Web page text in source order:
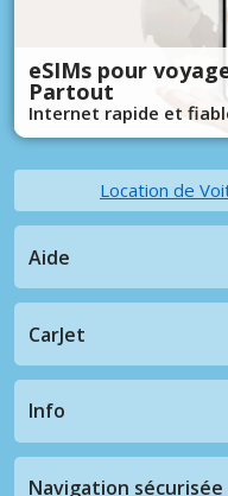
eSIMs pour
Partout
Internet rapide et
Location de
Aide
CarJet
Info
Navigation sécurisée